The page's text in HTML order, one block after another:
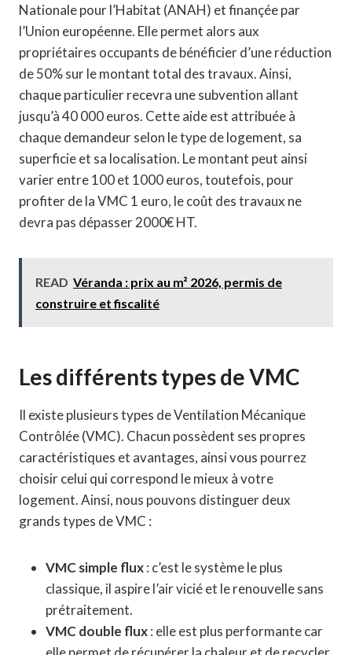
Nationale pour l’Habitat (ANAH) et finançée par
l’Union européenne. Elle permet alors aux
propriétaires occupants de bénéficier d’une réduction
de 50% sur le montant total des travaux. Ainsi,
chaque particulier recevra une subvention allant
jusqu’à 40 000 euros. Cette aide est attribuée à
chaque demandeur selon le type de logement, sa
superficie et sa localisation. Le montant peut ainsi
varier entre 100 et 1000 euros, toutefois, pour
profiter de la VMC 1 euro, le coût des travaux ne
devra pas dépasser 2000€ HT.
READ Véranda : prix au m² 2026, permis de
construire et fiscalité
Les différents types de VMC
Il existe plusieurs types de Ventilation Mécanique
Contrôlée (VMC). Chacun possèdent ses propres
caractéristiques et avantages, ainsi vous pourrez
choisir celui qui correspond le mieux à votre
logement. Ainsi, nous pouvons distinguer deux
grands types de VMC :
VMC simple flux: c’est le système le plus
classique, il aspire l’air vicié et le renouvelle sans
prétraitement.
VMC double flux: elle est plus performante car